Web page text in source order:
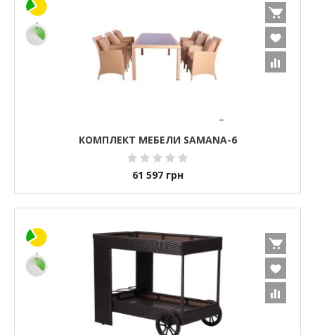
КОМПЛЕКТ МЕБЕЛИ SAMANA-6
61 597 грн